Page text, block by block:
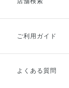
ご利用ガイド
ご利用ガイドトッ
よくある質問